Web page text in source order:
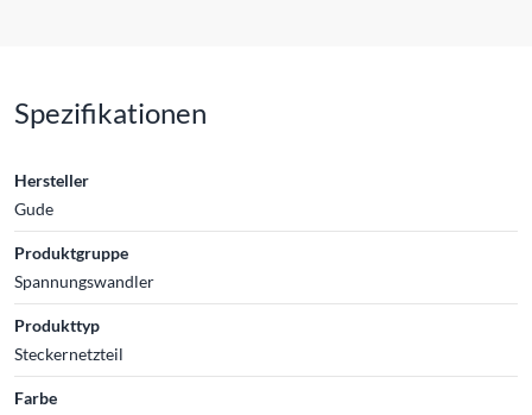
Spezifikationen
Hersteller
Gude
Produktgruppe
Spannungswandler
Produkttyp
Steckernetzteil
Farbe